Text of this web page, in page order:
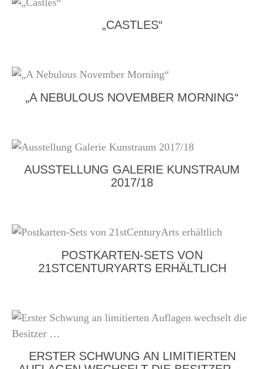
„CASTLES“
„A NEBULOUS NOVEMBER MORNING“
AUSSTELLUNG GALERIE KUNSTRAUM
2017/18
POSTKARTEN-SETS VON
21STCENTURYARTS ERHÄLTLICH
ERSTER SCHWUNG AN LIMITIERTEN